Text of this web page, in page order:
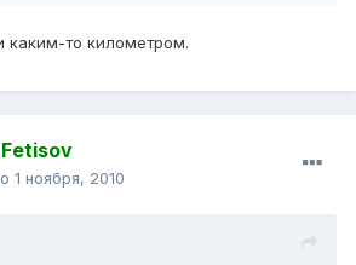
каким-то километром.
1 ноября, 2010